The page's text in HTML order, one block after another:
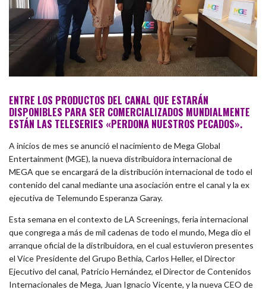
ENTRE LOS PRODUCTOS DEL CANAL QUE ESTARÁN
DISPONIBLES PARA SER COMERCIALIZADOS MUNDIALMENTE
ESTÁN LAS TELESERIES «PERDONA NUESTROS PECADOS».
A inicios de mes se anunció el nacimiento de Mega Global
Entertainment (MGE), la nueva distribuidora internacional de
MEGA que se encargará de la distribución internacional de todo el
contenido del canal mediante una asociación entre el canal y la ex
ejecutiva de Telemundo Esperanza Garay.
Esta semana en el contexto de LA Screenings, feria internacional
que congrega a más de mil cadenas de todo el mundo, Mega dio el
arranque oficial de la distribuidora, en el cual estuvieron presentes
el Vice Presidente del Grupo Bethia, Carlos Heller, el Director
Ejecutivo del canal, Patricio Hernández, el Director de Contenidos
Internacionales de Mega, Juan Ignacio Vicente, y la nueva CEO de